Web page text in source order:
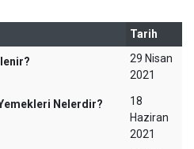
Tarih
29 Nisan
2021
Nelerdir?
18
Haziran
2021